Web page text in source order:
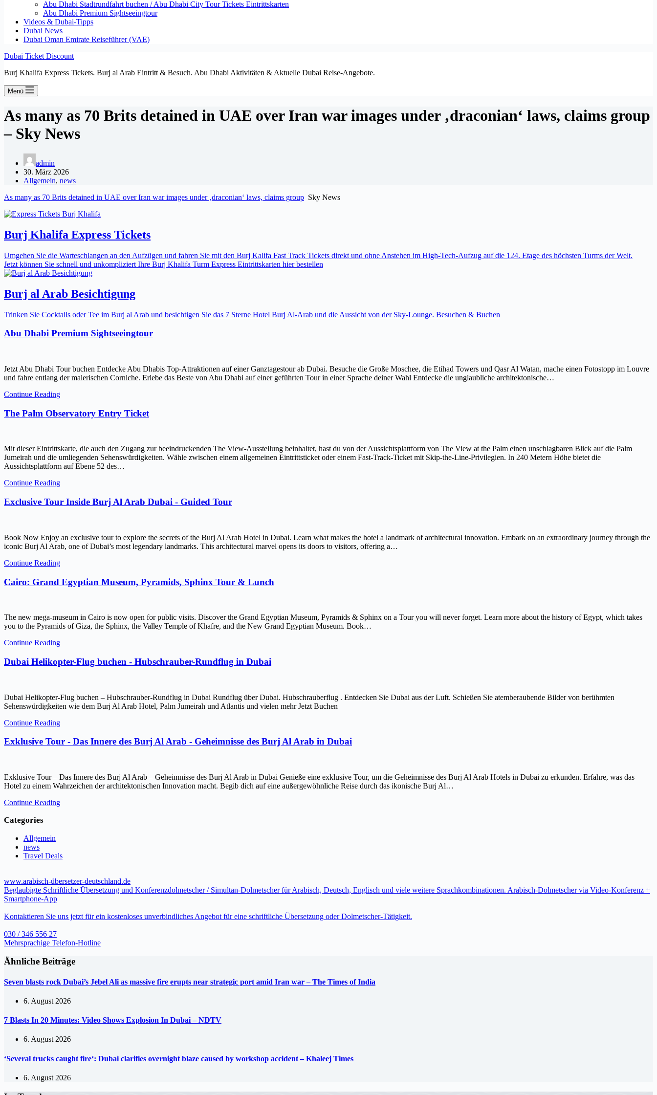
Abu Dhabi Stadtrundfahrt buchen / Abu Dhabi City Tour Tickets Eintrittskarten
Abu Dhabi Premium Sightseeingtour
Videos & Dubai-Tipps
Dubai News
Dubai Oman Emirate Reiseführer (VAE)
Dubai Ticket Discount
Burj Khalifa Express Tickets. Burj al Arab Eintritt & Besuch. Abu Dhabi Aktivitäten & Aktuelle Dubai Reise-Angebote.
Menü
As many as 70 Brits detained in UAE over Iran war images under ‚draconian‘ laws, claims group
– Sky News
admin
30. März 2026
Allgemein, news
As many as 70 Brits detained in UAE over Iran war images under ‚draconian‘ laws, claims group Sky News
Burj Khalifa Express Tickets
Umgehen Sie die Warteschlangen an den Aufzügen und fahren Sie mit den Burj Kalifa Fast Track Tickets direkt und ohne Anstehen im High-Tech-Aufzug auf die 124. Etage des höchsten Turms der Welt.
Jetzt können Sie schnell und unkompliziert Ihre Burj Khalifa Turm Express Eintrittskarten hier bestellen
Burj al Arab Besichtigung
Trinken Sie Cocktails oder Tee im Burj al Arab und besichtigen Sie das 7 Sterne Hotel Burj Al-Arab und die Aussicht von der Sky-Lounge. Besuchen & Buchen
Abu Dhabi Premium Sightseeingtour
Jetzt Abu Dhabi Tour buchen Entdecke Abu Dhabis Top-Attraktionen auf einer Ganztagestour ab Dubai. Besuche die Große Moschee, die Etihad Towers und Qasr Al Watan, mache einen Fotostopp im Louvre
und fahre entlang der malerischen Corniche. Erlebe das Beste von Abu Dhabi auf einer geführten Tour in einer Sprache deiner Wahl Entdecke die unglaubliche architektonische…
Continue Reading
The Palm Observatory Entry Ticket
Mit dieser Eintrittskarte, die auch den Zugang zur beeindruckenden The View-Ausstellung beinhaltet, hast du von der Aussichtsplattform von The View at the Palm einen unschlagbaren Blick auf die Palm
Jumeirah und die umliegenden Sehenswürdigkeiten. Wähle zwischen einem allgemeinen Eintrittsticket oder einem Fast-Track-Ticket mit Skip-the-Line-Privilegien. In 240 Metern Höhe bietet die
Aussichtsplattform auf Ebene 52 des…
Continue Reading
Exclusive Tour Inside Burj Al Arab Dubai - Guided Tour
Book Now Enjoy an exclusive tour to explore the secrets of the Burj Al Arab Hotel in Dubai. Learn what makes the hotel a landmark of architectural innovation. Embark on an extraordinary journey through the
iconic Burj Al Arab, one of Dubai’s most legendary landmarks. This architectural marvel opens its doors to visitors, offering a…
Continue Reading
Cairo: Grand Egyptian Museum, Pyramids, Sphinx Tour & Lunch
The new mega-museum in Cairo is now open for public visits. Discover the Grand Egyptian Museum, Pyramids & Sphinx on a Tour you will never forget. Learn more about the history of Egypt, which takes
you to the Pyramids of Giza, the Sphinx, the Valley Temple of Khafre, and the New Grand Egyptian Museum. Book…
Continue Reading
Dubai Helikopter-Flug buchen - Hubschrauber-Rundflug in Dubai
Dubai Helikopter-Flug buchen – Hubschrauber-Rundflug in Dubai Rundflug über Dubai. Hubschrauberflug . Entdecken Sie Dubai aus der Luft. Schießen Sie atemberaubende Bilder von berühmten
Sehenswürdigkeiten wie dem Burj Al Arab Hotel, Palm Jumeirah und Atlantis und vielen mehr Jetzt Buchen
Continue Reading
Exklusive Tour - Das Innere des Burj Al Arab - Geheimnisse des Burj Al Arab in Dubai
Exklusive Tour – Das Innere des Burj Al Arab – Geheimnisse des Burj Al Arab in Dubai Genieße eine exklusive Tour, um die Geheimnisse des Burj Al Arab Hotels in Dubai zu erkunden. Erfahre, was das
Hotel zu einem Wahrzeichen der architektonischen Innovation macht. Begib dich auf eine außergewöhnliche Reise durch das ikonische Burj Al…
Continue Reading
Categories
Allgemein
news
Travel Deals
www.arabisch-übersetzer-deutschland.de
Beglaubigte Schriftliche Übersetzung und Konferenzdolmetscher / Simultan-Dolmetscher für Arabisch, Deutsch, Englisch und viele weitere Sprachkombinationen. Arabisch-Dolmetscher via Video-Konferenz +
Smartphone-App
Kontaktieren Sie uns jetzt für ein kostenloses unverbindliches Angebot für eine schriftliche Übersetzung oder Dolmetscher-Tätigkeit.
030 / 346 556 27
Mehrsprachige Telefon-Hotline
Ähnliche Beiträge
Seven blasts rock Dubai’s Jebel Ali as massive fire erupts near strategic port amid Iran war – The Times of India
6. August 2026
7 Blasts In 20 Minutes: Video Shows Explosion In Dubai – NDTV
6. August 2026
‘Several trucks caught fire‘: Dubai clarifies overnight blaze caused by workshop accident – Khaleej Times
6. August 2026